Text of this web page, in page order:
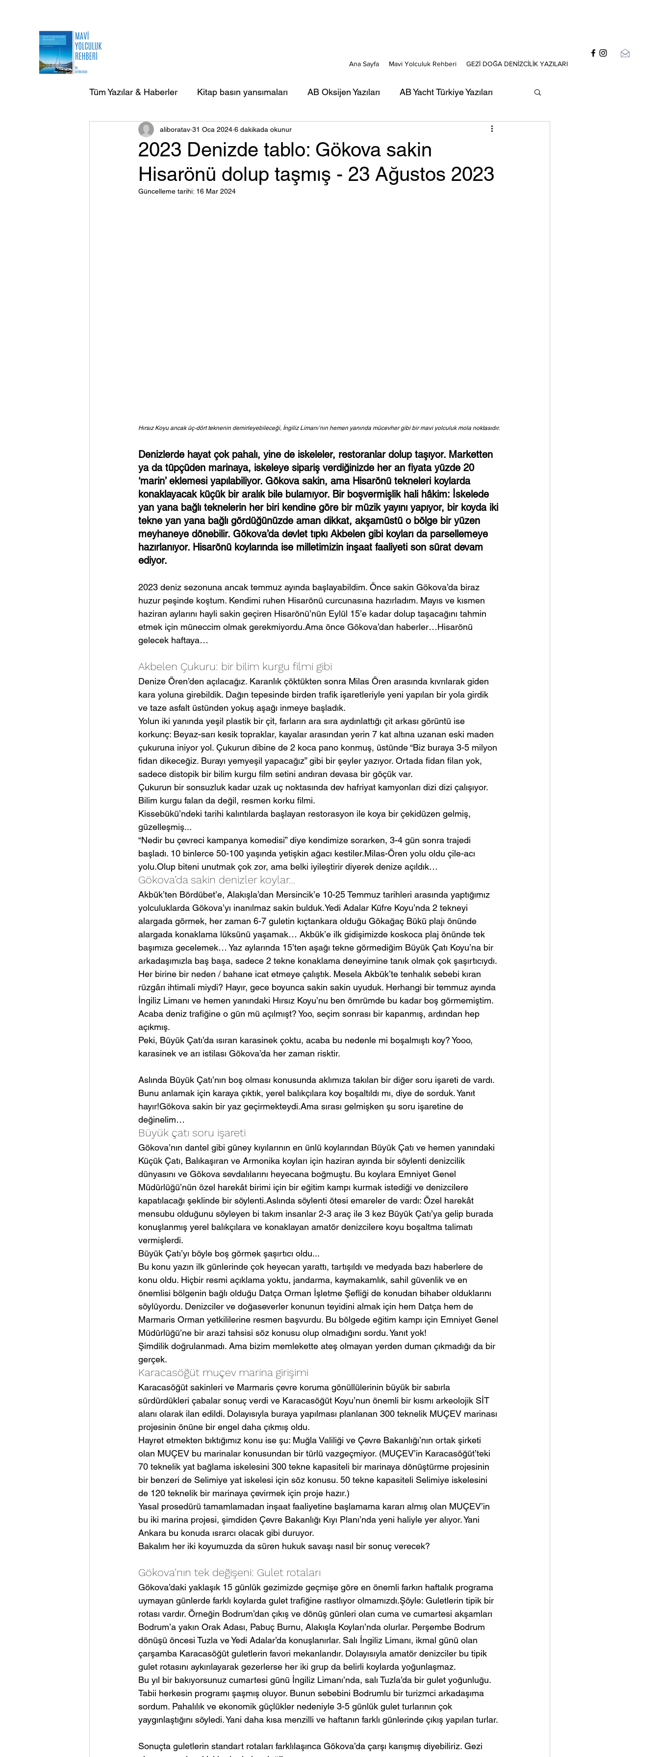
Ana Sayfa Mavi Yolculuk Rehberi GEZİ DOĞA DENİZCİLİK YAZILARI
Tüm Yazılar & Haberler Kitap basın yansımaları AB Oksijen Yazıları AB Yacht Türkiye Yazıları
AB Doğa Çevre Deniz Yazıları AB Mavi Kart yazıları
AB Yurtdışı Gezi-Seyir Yazıları AB Portreler - Mavi Yolcular
2023 Denizde tablo: Gökova sakin
Hisarönü dolup taşmış - 23 Ağustos 2023
aliboratav 31 Oca 2024 6 dakikada okunur
Güncelleme tarihi: 16 Mar 2024
Hırsız Koyu ancak üç-dört teknenin demirleyebileceği, İngiliz Limanı’nın hemen yanında mücevher gibi bir mavi yolculuk mola noktasıdır.
Denizlerde hayat çok pahalı, yine de iskeleler, restoranlar dolup taşıyor. Marketten
ya da tüpçüden marinaya, iskeleye sipariş verdiğinizde her an fiyata yüzde 20
‘marin’ eklemesi yapılabiliyor. Gökova sakin, ama Hisarönü tekneleri koylarda
konaklayacak küçük bir aralık bile bulamıyor. Bir boşvermişlik hali hâkim: İskelede
yan yana bağlı teknelerin her biri kendine göre bir müzik yayını yapıyor, bir koyda iki
tekne yan yana bağlı gördüğünüzde aman dikkat, akşamüstü o bölge bir yüzen
meyhaneye dönebilir. Gökova’da devlet tıpkı Akbelen gibi koyları da parsellemeye
hazırlanıyor. Hisarönü koylarında ise milletimizin inşaat faaliyeti son sürat devam
ediyor.
2023 deniz sezonuna ancak temmuz ayında başlayabildim. Önce sakin Gökova’da biraz
huzur peşinde koştum. Kendimi ruhen Hisarönü curcunasına hazırladım. Mayıs ve kısmen
haziran aylarını hayli sakin geçiren Hisarönü’nün Eylül 15’e kadar dolup taşacağını tahmin
etmek için müneccim olmak gerekmiyordu.Ama önce Gökova’dan haberler…Hisarönü
gelecek haftaya…
Akbelen Çukuru: bir bilim kurgu filmi gibi
Denize Ören’den açılacağız. Karanlık çöktükten sonra Milas Ören arasında kıvrılarak giden
kara yoluna girebildik. Dağın tepesinde birden trafik işaretleriyle yeni yapılan bir yola girdik
ve taze asfalt üstünden yokuş aşağı inmeye başladık.
Yolun iki yanında yeşil plastik bir çit, farların ara sıra aydınlattığı çit arkası görüntü ise
korkunç: Beyaz-sarı kesik topraklar, kayalar arasından yerin 7 kat altına uzanan eski maden
çukuruna iniyor yol. Çukurun dibine de 2 koca pano konmuş, üstünde “Biz buraya 3-5 milyon
fidan dikeceğiz. Burayı yemyeşil yapacağız” gibi bir şeyler yazıyor. Ortada fidan filan yok,
sadece distopik bir bilim kurgu film setini andıran devasa bir göçük var.
Çukurun bir sonsuzluk kadar uzak uç noktasında dev hafriyat kamyonları dizi dizi çalışıyor.
Bilim kurgu falan da değil, resmen korku filmi.
Kissebükü’ndeki tarihi kalıntılarda başlayan restorasyon ile koya bir çekidüzen gelmiş,
güzelleşmiş...
“Nedir bu çevreci kampanya komedisi” diye kendimize sorarken, 3-4 gün sonra trajedi
başladı. 10 binlerce 50-100 yaşında yetişkin ağacı kestiler.Milas-Ören yolu oldu çile-acı
yolu.Olup biteni unutmak çok zor, ama belki iyileştirir diyerek denize açıldık…
Gökova’da sakin denizler koylar…
Akbük’ten Bördübet’e, Alakışla’dan Mersincik’e 10-25 Temmuz tarihleri arasında yaptığımız
yolculuklarda Gökova’yı inanılmaz sakin bulduk.Yedi Adalar Küfre Koyu’nda 2 tekneyi
alargada görmek, her zaman 6-7 guletin kıçtankara olduğu Gökağaç Bükü plajı önünde
alargada konaklama lüksünü yaşamak… Akbük’e ilk gidişimizde koskoca plaj önünde tek
başımıza gecelemek… Yaz aylarında 15’ten aşağı tekne görmediğim Büyük Çatı Koyu’na bir
arkadaşımızla baş başa, sadece 2 tekne konaklama deneyimine tanık olmak çok şaşırtıcıydı.
Her birine bir neden / bahane icat etmeye çalıştık. Mesela Akbük’te tenhalık sebebi kıran
rüzgârı ihtimali miydi? Hayır, gece boyunca sakin sakin uyuduk. Herhangi bir temmuz ayında
İngiliz Limanı ve hemen yanındaki Hırsız Koyu’nu ben ömrümde bu kadar boş görmemiştim.
Acaba deniz trafiğine o gün mü açılmışt? Yoo, seçim sonrası bir kapanmış, ardından hep
açıkmış.
Peki, Büyük Çatı’da ısıran karasinek çoktu, acaba bu nedenle mi boşalmıştı koy? Yooo,
karasinek ve arı istilası Gökova’da her zaman risktir.
Aslında Büyük Çatı’nın boş olması konusunda aklımıza takılan bir diğer soru işareti de vardı.
Bunu anlamak için karaya çıktık, yerel balıkçılara koy boşaltıldı mı, diye de sorduk. Yanıt
hayır!Gökova sakin bir yaz geçirmekteydi.Ama sırası gelmişken şu soru işaretine de
değinelim…
Büyük çatı soru işareti
Gökova’nın dantel gibi güney kıyılarının en ünlü koylarından Büyük Çatı ve hemen yanındaki
Küçük Çatı, Balıkaşıran ve Armonika koyları için haziran ayında bir söylenti denizcilik
dünyasını ve Gökova sevdalılarını heyecana boğmuştu. Bu koylara Emniyet Genel
Müdürlüğü’nün özel harekât birimi için bir eğitim kampı kurmak istediği ve denizcilere
kapatılacağı şeklinde bir söylenti.Aslında söylenti ötesi emareler de vardı: Özel harekât
mensubu olduğunu söyleyen bi takım insanlar 2-3 araç ile 3 kez Büyük Çatı’ya gelip burada
konuşlanmış yerel balıkçılara ve konaklayan amatör denizcilere koyu boşaltma talimatı
vermişlerdi.
Büyük Çatı’yı böyle boş görmek şaşırtıcı oldu...
Bu konu yazın ilk günlerinde çok heyecan yarattı, tartışıldı ve medyada bazı haberlere de
konu oldu. Hiçbir resmi açıklama yoktu, jandarma, kaymakamlık, sahil güvenlik ve en
önemlisi bölgenin bağlı olduğu Datça Orman İşletme Şefliği de konudan bihaber olduklarını
söylüyordu. Denizciler ve doğaseverler konunun teyidini almak için hem Datça hem de
Marmaris Orman yetkililerine resmen başvurdu. Bu bölgede eğitim kampı için Emniyet Genel
Müdürlüğü’ne bir arazi tahsisi söz konusu olup olmadığını sordu. Yanıt yok!
Şimdilik doğrulanmadı. Ama bizim memlekette ateş olmayan yerden duman çıkmadığı da bir
gerçek.
Karacasöğüt muçev marina girişimi
Karacasöğüt sakinleri ve Marmaris çevre koruma gönüllülerinin büyük bir sabırla
sürdürdükleri çabalar sonuç verdi ve Karacasöğüt Koyu’nun önemli bir kısmı arkeolojik SİT
alanı olarak ilan edildi. Dolayısıyla buraya yapılması planlanan 300 teknelik MUÇEV marinası
projesinin önüne bir engel daha çıkmış oldu.
Hayret etmekten bıktığımız konu ise şu: Muğla Valiliği ve Çevre Bakanlığı’nın ortak şirketi
olan MUÇEV bu marinalar konusundan bir türlü vazgeçmiyor. (MUÇEV’in Karacasöğüt’teki
70 teknelik yat bağlama iskelesini 300 tekne kapasiteli bir marinaya dönüştürme projesinin
bir benzeri de Selimiye yat iskelesi için söz konusu. 50 tekne kapasiteli Selimiye iskelesini
de 120 teknelik bir marinaya çevirmek için proje hazır.)
Yasal prosedürü tamamlamadan inşaat faaliyetine başlamama kararı almış olan MUÇEV’in
bu iki marina projesi, şimdiden Çevre Bakanlığı Kıyı Planı’nda yeni haliyle yer alıyor. Yani
Ankara bu konuda ısrarcı olacak gibi duruyor.
Bakalım her iki koyumuzda da süren hukuk savaşı nasıl bir sonuç verecek?
Gökova’nın tek değişeni: Gulet rotaları
Gökova’daki yaklaşık 15 günlük gezimizde geçmişe göre en önemli farkın haftalık programa
uymayan günlerde farklı koylarda gulet trafiğine rastlıyor olmamızdı.Şöyle: Guletlerin tipik bir
rotası vardır. Örneğin Bodrum’dan çıkış ve dönüş günleri olan cuma ve cumartesi akşamları
Bodrum’a yakın Orak Adası, Pabuç Burnu, Alakışla Koyları’nda olurlar. Perşembe Bodrum
dönüşü öncesi Tuzla ve Yedi Adalar’da konuşlanırlar. Salı İngiliz Limanı, ikmal günü olan
çarşamba Karacasöğüt guletlerin favori mekanlarıdır. Dolayısıyla amatör denizciler bu tipik
gulet rotasını aykırılayarak gezerlerse her iki grup da belirli koylarda yoğunlaşmaz.
Bu yıl bir bakıyorsunuz cumartesi günü İngiliz Limanı’nda, salı Tuzla’da bir gulet yoğunluğu.
Tabii herkesin programı şaşmış oluyor. Bunun sebebini Bodrumlu bir turizmci arkadaşıma
sordum. Pahalılık ve ekonomik güçlükler nedeniyle 3-5 günlük gulet turlarının çok
yaygınlaştığını söyledi. Yani daha kısa menzilli ve haftanın farklı günlerinde çıkış yapılan turlar.
Sonuçta guletlerin standart rotaları farklılaşınca Gökova’da çarşı karışmış diyebiliriz. Gezi